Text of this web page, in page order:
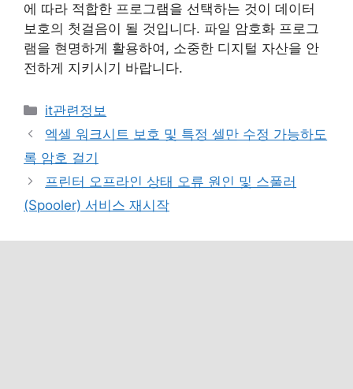
에 따라 적합한 프로그램을 선택하는 것이 데이터
보호의 첫걸음이 될 것입니다. 파일 암호화 프로그
램을 현명하게 활용하여, 소중한 디지털 자산을 안
전하게 지키시기 바랍니다.
카
테
고
리
it관련정보
엑셀 워크시트 보호 및 특정 셀만 수정 가능하도
록 암호 걸기
프린터 오프라인 상태 오류 원인 및 스풀러
(Spooler) 서비스 재시작